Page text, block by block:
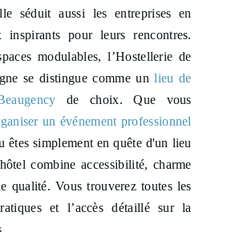
séduit aussi les entreprises en
pour leurs rencontres.
modulables, l’Hostellerie de
se distingue comme unlieu de
de choix. Que vous
un événement professionnel
êtes simplement en quête d'un lieu
combine accessibilité, charme
qualité. Vous trouverez toutes les
et l’accès détaillé sur la